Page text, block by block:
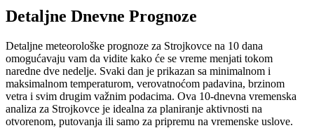
Detaljne Dnevne Prognoze
Detaljne meteorološke prognoze za Strojkovce na 10 dana
omogućavaju vam da vidite kako će se vreme menjati tokom
naredne dve nedelje. Svaki dan je prikazan sa minimalnom i
maksimalnom temperaturom, verovatnoćom padavina, brzinom
vetra i svim drugim važnim podacima. Ova 10-dnevna vremenska
analiza za Strojkovce je idealna za planiranje aktivnosti na
otvorenom, putovanja ili samo za pripremu na vremenske uslove.